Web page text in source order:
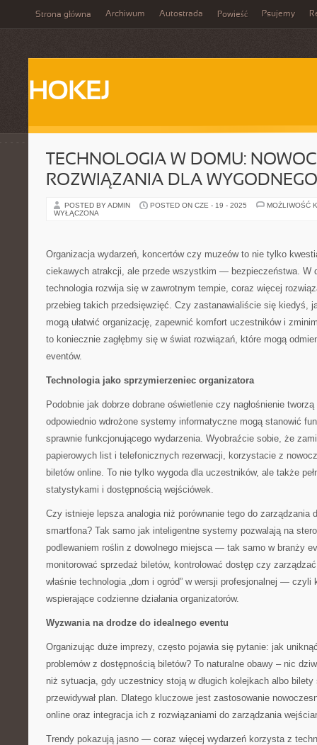
Strona główna Archiwum Autostrada Powieść Psujemy
HOKEJ
TECHNOLOGIA W DOMU:
ROZWIĄZANIA DLA
POSTED BY ADMIN POSTED ON CZE - 19 - 2025
MOŻLIWOŚĆ
WYŁĄCZONA
Organizacja wydarzeń, koncertów czy muzeów to nie tylko
ciekawych atrakcji, ale przede wszystkim — bezpieczeństwa. W
technologia rozwija się w zawrotnym tempie, coraz więcej
przebieg takich przedsięwzięć. Czy zastanawialiście się kiedyś,
mogą ułatwić organizację, zapewnić komfort uczestników i
to koniecznie zagłębmy się w świat rozwiązań, które mogą
eventów.
Technologia jako sprzymierzeniec organizatora
Podobnie jak dobrze dobrane oświetlenie czy nagłośnienie
odpowiednio wdrożone systemy informatyczne mogą stanowić
sprawnie funkcjonującego wydarzenia. Wyobraźcie sobie, że
papierowych list i telefonicznych rezerwacji, korzystacie z
biletów online. To nie tylko wygoda dla uczestników, ale także
statystykami i dostępnością wejściówek.
Czy istnieje lepsza analogia niż porównanie tego do zarządzania
smartfona? Tak samo jak inteligentne systemy pozwalają na
podlewaniem roślin z dowolnego miejsca — tak samo w branży
monitorować sprzedaż biletów, kontrolować dostęp czy
właśnie technologia „dom i ogród” w wersji profesjonalnej —
wspierające codzienne działania organizatorów.
Wyzwania na drodze do idealnego eventu
Organizując duże imprezy, często pojawia się pytanie: jak
problemów z dostępnością biletów? To naturalne obawy – nic
niż sytuacja, gdy uczestnicy stoją w długich kolejkach albo
przewidywał plan. Dlatego kluczowe jest zastosowanie
online oraz integracja ich z rozwiązaniami do zarządzania
Trendy pokazują jasno — coraz więcej wydarzeń korzysta z